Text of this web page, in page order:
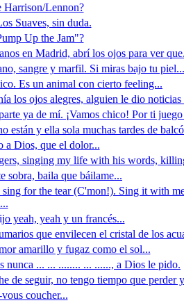
Harrison/Lennon?
Suaves, sin duda.
Up the Jam"?
en Madrid, abrí los ojos para ver
sangre y marfil. Si miras bajo tu piel...
Es un animal con cierto feeling...
los ojos alegres, alguien le dio noticias
ya de mí. ¡Vamos chico! Por ti
y ella sola muchas tardes de
a Dios, que el dolor...
singing my life with his words,
sobra, baila que báilame...
for the tear (C'mon!). Sing it with
yeah, yeah y un francés...
que envilecen el cristal de los
amarillo y fugaz como el sol...
nunca ... ... ........ ... ......, a Dios le pido.
de seguir, no tengo tiempo que perder
coucher...